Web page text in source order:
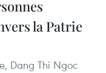
la Patrie
Dang Thi Ngoc